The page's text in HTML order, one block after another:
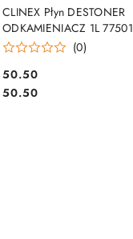
CLINEX Płyn DESTONER
ODKAMIENIACZ 1L 77501
(0)
Cena:
50.50
Cena:
50.50
DO KOSZYKA